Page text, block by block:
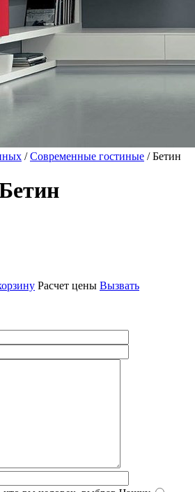
/Современные гостиные / Бетин
Расчет цены Вызвать